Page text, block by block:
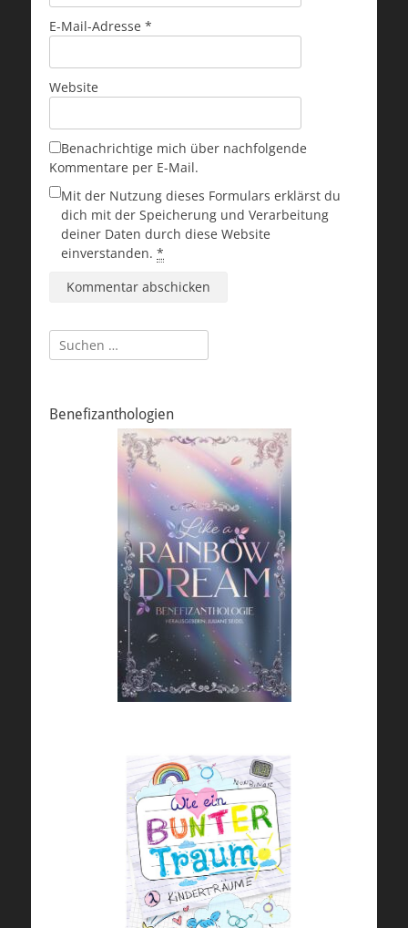
E-Mail-Adresse *
Website
Benachrichtige mich über nachfolgende
Kommentare per E-Mail.
Mit der Nutzung dieses Formulars erklärst du
dich mit der Speicherung und Verarbeitung
deiner Daten durch diese Website
einverstanden. *
Suchen
nach:
Benefizanthologien